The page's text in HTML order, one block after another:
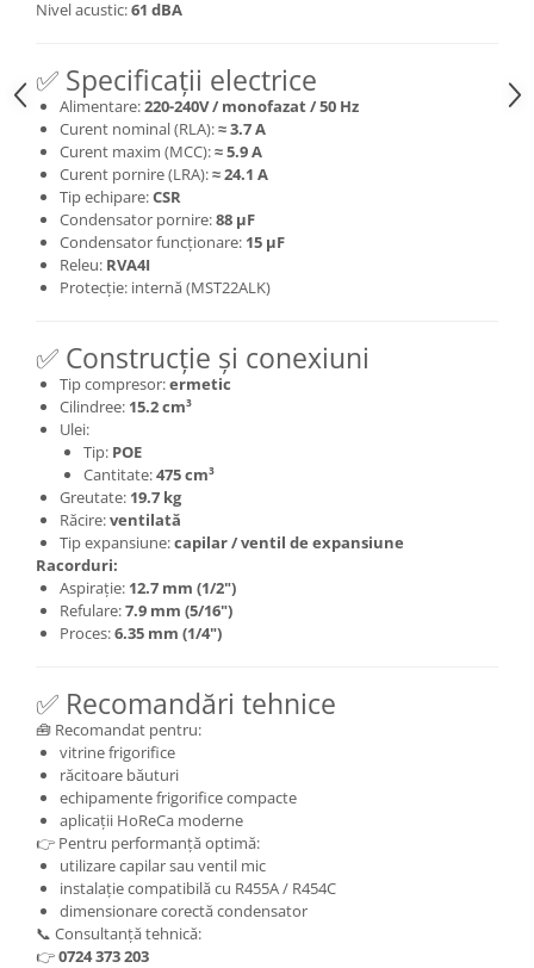
Nivel acustic:61 dBA
✅ Specificații electrice
Alimentare:220-240V / monofazat / 50 Hz
Curent nominal (RLA):≈ 3.7 A
Curent maxim (MCC):≈ 5.9 A
Curent pornire (LRA):≈ 24.1 A
Tip echipare:CSR
Condensator pornire:88 µF
Condensator funcționare: 15 µF
Releu: RVA4I
Protecție: internă (MST22ALK)
✅ Construcție și conexiuni
Tip compresor:ermetic
Cilindree: 15.2 cm³
Ulei:
Tip: POE
Cantitate:475 cm³
Greutate: 19.7 kg
Răcire:ventilată
Tip expansiune:capilar / ventil de expansiune
Racorduri:
Aspirație: 12.7 mm (1/2")
Refulare:7.9 mm (5/16")
Proces:6.35 mm (1/4")
✅ Recomandări tehnice
🧰 Recomandat pentru:
vitrine frigorifice
răcitoare băuturi
echipamente frigorifice compacte
aplicații HoReCa moderne
👉 Pentru performanță optimă:
utilizare capilar sau ventil mic
instalație compatibilă cu R455A / R454C
dimensionare corectă condensator
📞 Consultanță tehnică:
👉0724 373 203